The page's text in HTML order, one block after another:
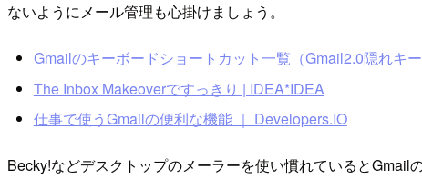
ないようにメール管理も心掛けましょう。
Gmailのキーボードショートカット一覧（Gmail2.0隠れキー
The Inbox Makeoverですっきり | IDEA*IDEA
仕事で使うGmailの便利な機能 ｜ Developers.IO
Becky!などデスクトップのメーラーを使い慣れているとGmail